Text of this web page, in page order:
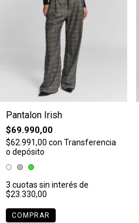
Pantalon Irish
$69.990,00
$62.991,00 con Transferencia
o depósito
3 cuotas sin interés de
$23.330,00
COMPRAR